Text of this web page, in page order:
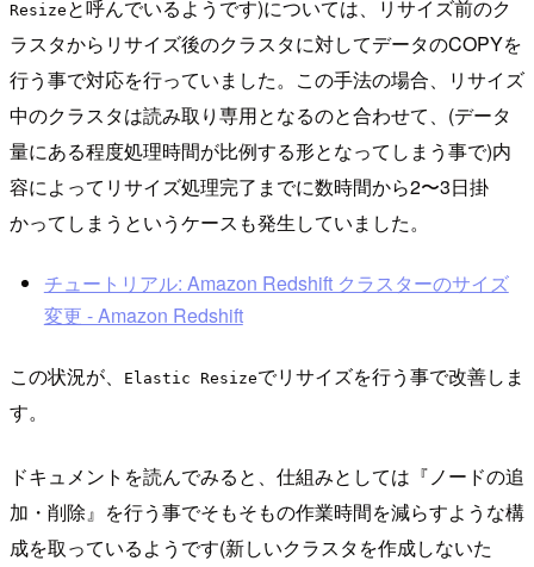
Resize と呼んでいるようです)については、リサイズ前のク
ラスタからリサイズ後のクラスタに対してデータのCOPYを
行う事で対応を行っていました。この手法の場合、リサイズ
中のクラスタは読み取り専用となるのと合わせて、(データ
量にある程度処理時間が比例する形となってしまう事で)内
容によってリサイズ処理完了までに数時間から2〜3日掛
かってしまうというケースも発生していました。
チュートリアル: Amazon Redshift クラスターのサイズ
変更 - Amazon Redshift
この状況が、 Elastic Resizeでリサイズを行う事で改善しま
す。
ドキュメントを読んでみると、仕組みとしては『ノードの追
加・削除』を行う事でそもそもの作業時間を減らすような構
成を取っているようです(新しいクラスタを作成しないた